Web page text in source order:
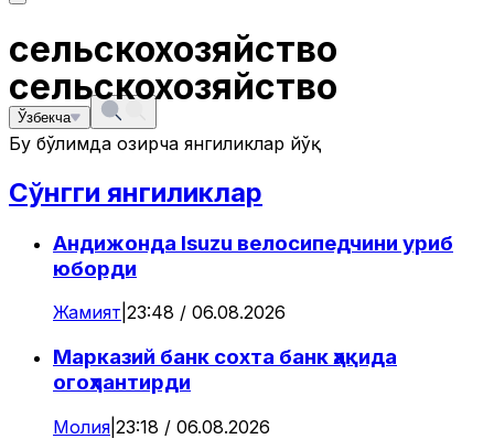
сельскохозяйство
Ўзбекча
сельскохозяйство
Бу бўлимда ҳозирча янгиликлар йўқ
Сўнгги янгиликлар
Андижонда Isuzu велосипедчини уриб
юборди
Жамият 23:48 / 06.08.2026
Марказий банк сохта банк ҳақида
огоҳлантирди
Молия 23:18 / 06.08.2026